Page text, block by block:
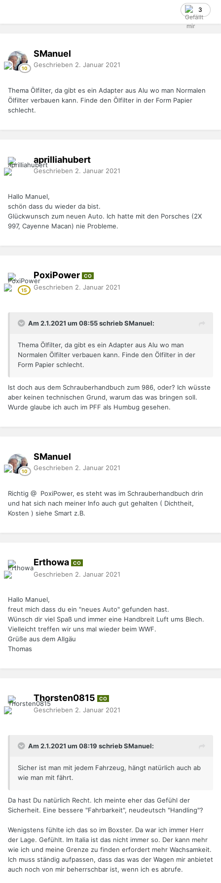
3
SManuel
Geschrieben 2. Januar 2021
Thema Ölfilter, da gibt es ein Adapter aus Alu wo man Normalen
Ölfilter verbauen kann. Finde den Ölfilter in der Form Papier
schlecht.
aprilliahubert
Geschrieben 2. Januar 2021
Hallo Manuel,
schön dass du wieder da bist.
Glückwunsch zum neuen Auto. Ich hatte mit den Porsches (2X
997, Cayenne Macan) nie Probleme.
PoxiPower CO
Geschrieben 2. Januar 2021
Am 2.1.2021 um 08:55 schrieb SManuel:
Thema Ölfilter, da gibt es ein Adapter aus Alu wo man
Normalen Ölfilter verbauen kann. Finde den Ölfilter in der
Form Papier schlecht.
Ist doch aus dem Schrauberhandbuch zum 986, oder? Ich wüsste
aber keinen technischen Grund, warum das was bringen soll.
Wurde glaube ich auch im PFF als Humbug gesehen.
SManuel
Geschrieben 2. Januar 2021
Richtig @ PoxiPower, es steht was im Schrauberhandbuch drin
und hat sich nach meiner Info auch gut gehalten ( Dichtheit,
Kosten ) siehe Smart z.B.
Erthowa CO
Geschrieben 2. Januar 2021
Hallo Manuel,
freut mich dass du ein "neues Auto" gefunden hast.
Wünsch dir viel Spaß und immer eine Handbreit Luft ums Blech.
Vielleicht treffen wir uns mal wieder beim WWF.
Grüße aus dem Allgäu
Thomas
Thorsten0815 CO
Geschrieben 2. Januar 2021
Am 2.1.2021 um 08:19 schrieb SManuel:
Sicher ist man mit jedem Fahrzeug, hängt natürlich auch ab
wie man mit fährt.
Da hast Du natürlich Recht. Ich meinte eher das Gefühl der
Sicherheit. Eine bessere "Fahrbarkeit", neudeutsch "Handling"?
Wenigstens fühlte ich das so im Boxster. Da war ich immer Herr
der Lage. Gefühlt. Im Italia ist das nicht immer so. Der kann mehr
wie ich und meine Grenze zu finden erfordert mehr Wachsamkeit.
Ich muss ständig aufpassen, dass das was der Wagen mir anbietet
auch noch von mir beherrschbar ist, wenn ich es abrufe.